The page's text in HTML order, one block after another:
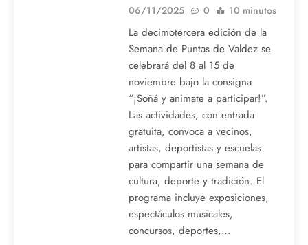
06/11/2025
0 10 minutos
La decimotercera edición de la
Semana de Puntas de Valdez se
celebrará del 8 al 15 de
noviembre bajo la consigna
“¡Soñá y animate a participar!”.
Las actividades, con entrada
gratuita, convoca a vecinos,
artistas, deportistas y escuelas
para compartir una semana de
cultura, deporte y tradición. El
programa incluye exposiciones,
espectáculos musicales,
concursos, deportes,…